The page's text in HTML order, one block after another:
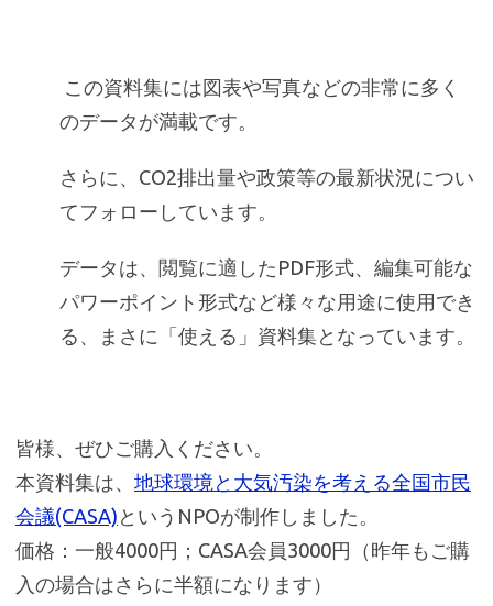
この資料集には図表や写真などの非常に多く
のデータが満載です。
さらに、CO2排出量や政策等の最新状況につい
てフォローしています。
データは、閲覧に適したPDF形式、編集可能な
パワーポイント形式など様々な用途に使用でき
る、まさに「使える」資料集となっています。
皆様、ぜひご購入ください。
本資料集は、 地球環境と大気汚染を考える全国市民
会議(CASA) というNPOが制作しました。
価格：一般4000円；CASA会員3000円（昨年もご購
入の場合はさらに半額になります）